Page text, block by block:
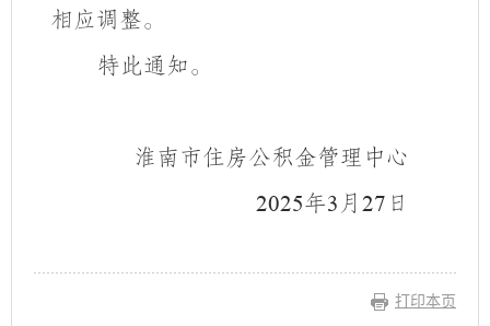
相应调整。
特此通知。
淮南市住房公积金管理中心
2025年3 月 27 日
打印本页